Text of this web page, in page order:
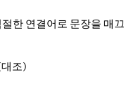
한 연결어로 문장을 매끄
조)